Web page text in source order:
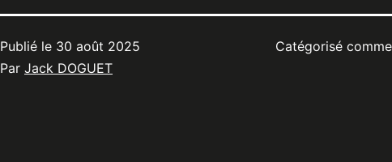
Publié le 30 août 2025
Par Jack DOGUET
Catégorisé comme